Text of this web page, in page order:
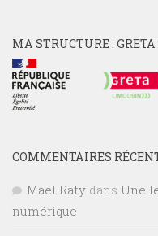
MA STRUCTURE :
COMMENTAIRES
Maël Raty dans Une
numérique